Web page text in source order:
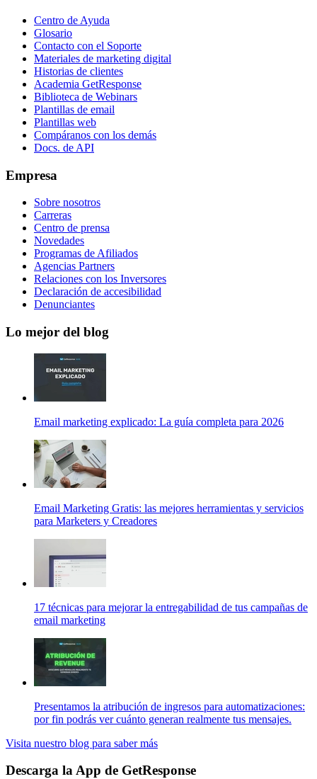
Centro de Ayuda
Glosario
Contacto con el Soporte
Materiales de marketing digital
Historias de clientes
Academia GetResponse
Biblioteca de Webinars
Plantillas de email
Plantillas web
Compáranos con los demás
Docs. de API
Empresa
Sobre nosotros
Carreras
Centro de prensa
Novedades
Programas de Afiliados
Agencias Partners
Relaciones con los Inversores
Declaración de accesibilidad
Denunciantes
Lo mejor del blog
Email marketing explicado: La guía completa para 2026
Email Marketing Gratis: las mejores herramientas y servicios
para Marketers y Creadores
17 técnicas para mejorar la entregabilidad de tus campañas de
email marketing
Presentamos la atribución de ingresos para automatizaciones:
por fin podrás ver cuánto generan realmente tus mensajes.
Visita nuestro blog para saber más
Descarga la App de GetResponse